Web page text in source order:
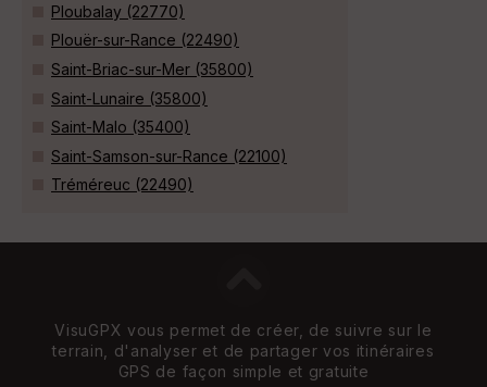
Ploubalay (22770)
Plouër-sur-Rance (22490)
Saint-Briac-sur-Mer (35800)
Saint-Lunaire (35800)
Saint-Malo (35400)
Saint-Samson-sur-Rance (22100)
Tréméreuc (22490)
VisuGPX vous permet de créer, de suivre sur le
terrain, d'analyser et de partager vos itinéraires
GPS de façon simple et gratuite